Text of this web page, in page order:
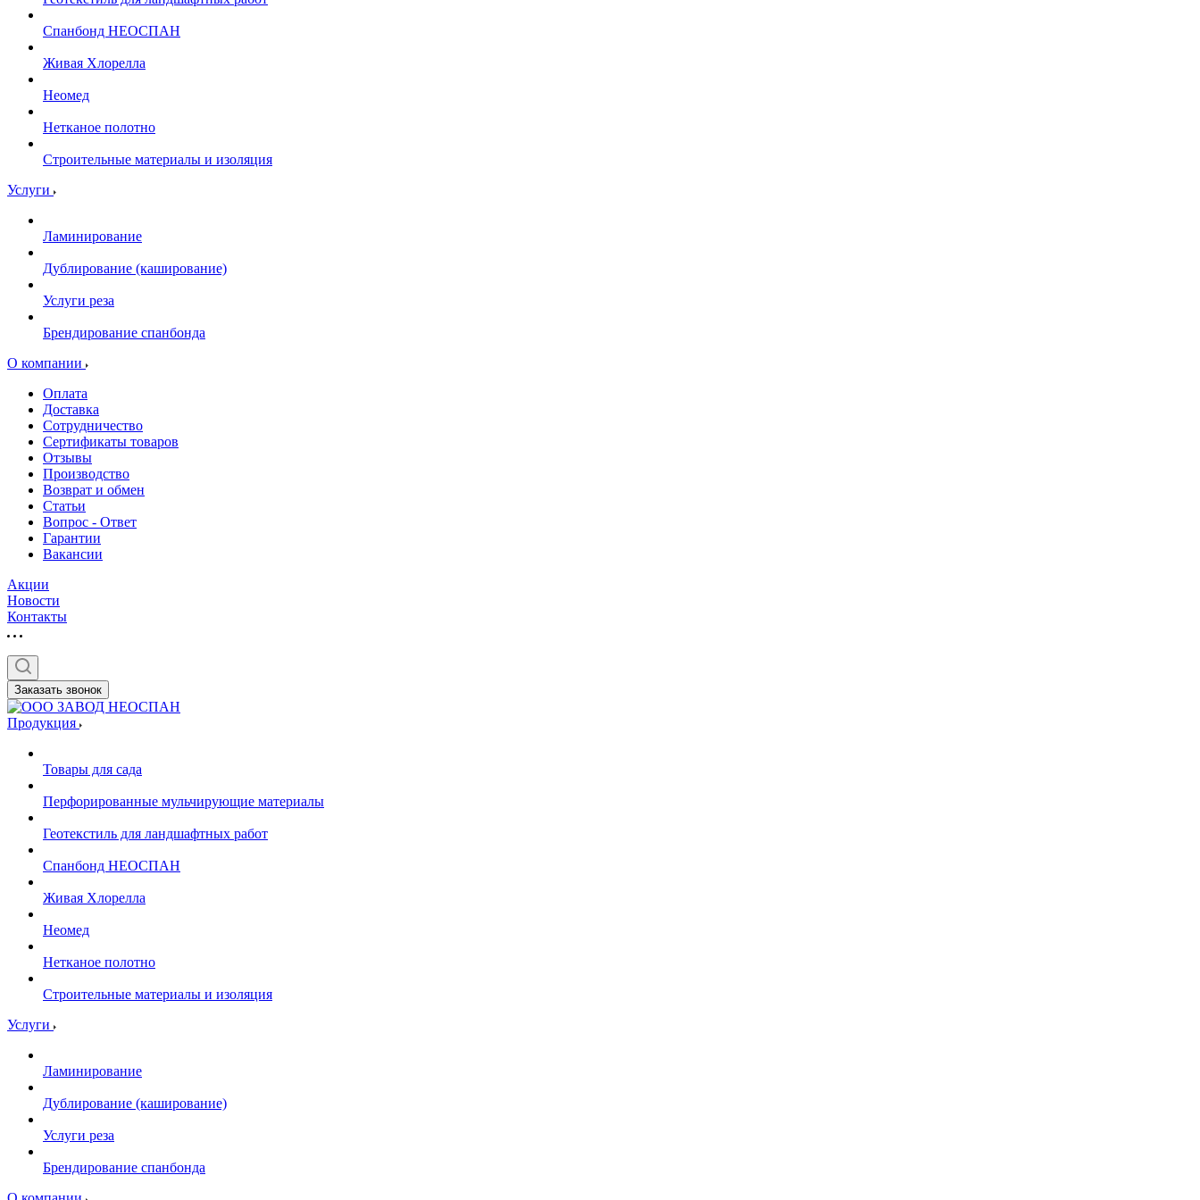
Спанбонд НЕОСПАН
Живая Хлорелла
Нeомед
Нетканое полотно
Строительные материалы и изоляция
Услуги
Ламинирование
Дублирование (каширование)
Услуги реза
Брендирование спанбонда
О компании
Оплата
Доставка
Сотрудничество
Сертификаты товаров
Отзывы
Производство
Возврат и обмен
Статьи
Вопрос - Ответ
Гарантии
Вакансии
Акции
Новости
Контакты
Заказать звонок
Продукция
Товары для сада
Перфорированные мульчирующие материалы
Геотекстиль для ландшафтных работ
Спанбонд НЕОСПАН
Живая Хлорелла
Нeомед
Нетканое полотно
Строительные материалы и изоляция
Услуги
Ламинирование
Дублирование (каширование)
Услуги реза
Брендирование спанбонда